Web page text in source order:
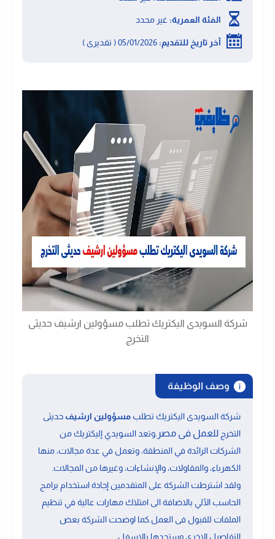
الفئة العمرية: غير محدد
آخر تاريخ للتقديم:
شركة السويدى اليكتريك تطلب مسؤولين ارشيف حديثى
التخرج
وصف الوظيفة
شركة السويدى اليكتريك تطلب مسؤولين ارشيف حديثى
التخرج للعمل فى مصر.وتعد السويدي إليكتريك من
الشركات الرائدة في المنطقة، وتعمل في عدة مجالات، منها
الكهرباء، والمقاولات، والإنشاءات، وغيرها من المجالات.
ولقد اشترطت الشركة على المتقدمينإجادة استخدام برامج
الحاسب الآلي بالاضافة الى امتلاك مهارات عالية في تنظيم
الملفات للقبول فى العمل.كما اوضحت الشركة بعض
التفاصيل الاخرى وستجدها بالاسفل.